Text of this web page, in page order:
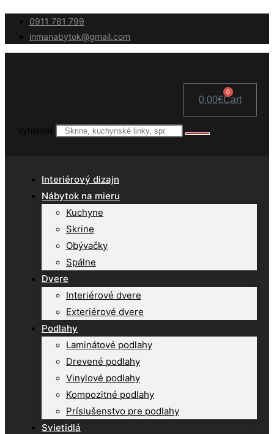
Skip
content
0911 781 799
inmanabytok@gmail.com
0,00€
0
Cart
Vyhľadať
Interiérový dizajn
Nábytok na mieru
Kuchyne
Skrine
Obývačky
Spálne
Dvere
Interiérové dvere
Exteriérové dvere
Podlahy
Laminátové podlahy
Drevené podlahy
Vinylové podlahy
Kompozitné podlahy
Príslušenstvo pre podlahy
Svietidlá